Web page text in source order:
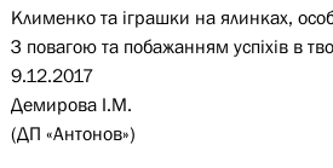
Клименко та іграшки на ялинках,
З повагою та побажанням успіхів в
9.12.2017
Демирова І.М.
(ДП «Антонов»)